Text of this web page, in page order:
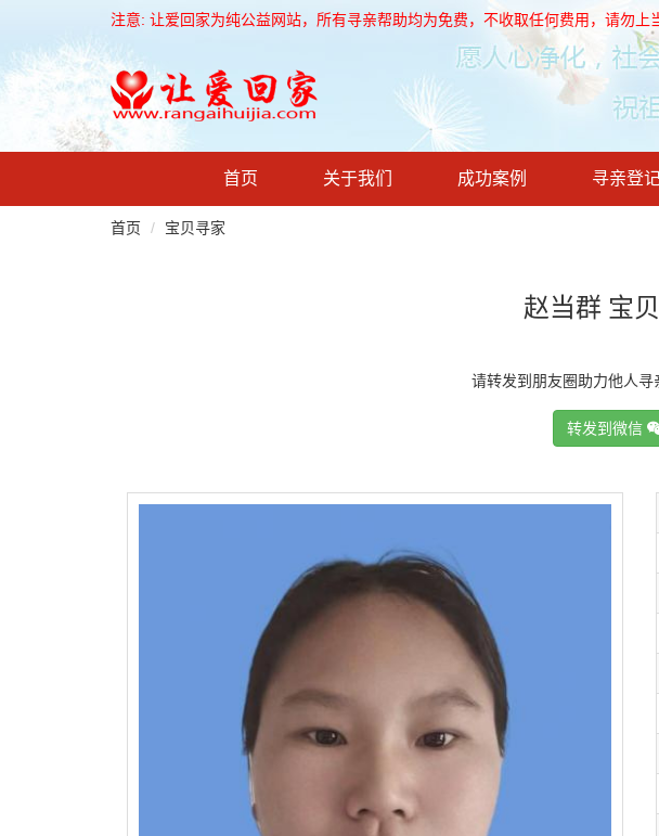
注意: 让爱回家为纯公益网站，所有寻亲帮助均为免费，不收取任何费用，请勿上
首页 关于我们 成功案例 寻亲登
首页 宝贝寻家
赵当群 宝
请转发到朋友圈助力他人寻
转发到微信